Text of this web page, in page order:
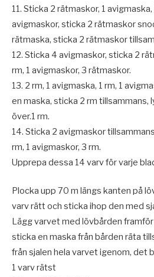
11. Sticka 2 rätmaskor, 1
avigmaskor, sticka 2 rätmaskor
rätmaska, sticka 2 rätmaskor
12. Sticka 4 avigmaskor, sticka 2
rm, 1 avigmaskor, 3 rätmaskor.
13. 2 rm, 1 avigmaska, 1 rm, 1
en maska, sticka 2 rm tillsammans,
över.1 rm.
14. Sticka 2 avigmaskor
rm, 1 avigmaskor, 3 rm.
Upprepa dessa 14 varv för varje
Plocka upp 70 m längs kanten på
varv rätt och sticka ihop den med
Lägg varvet med lövbården
sticka en maska från bården räta
från sjalen hela varvet igenom, det
1 varv rätst